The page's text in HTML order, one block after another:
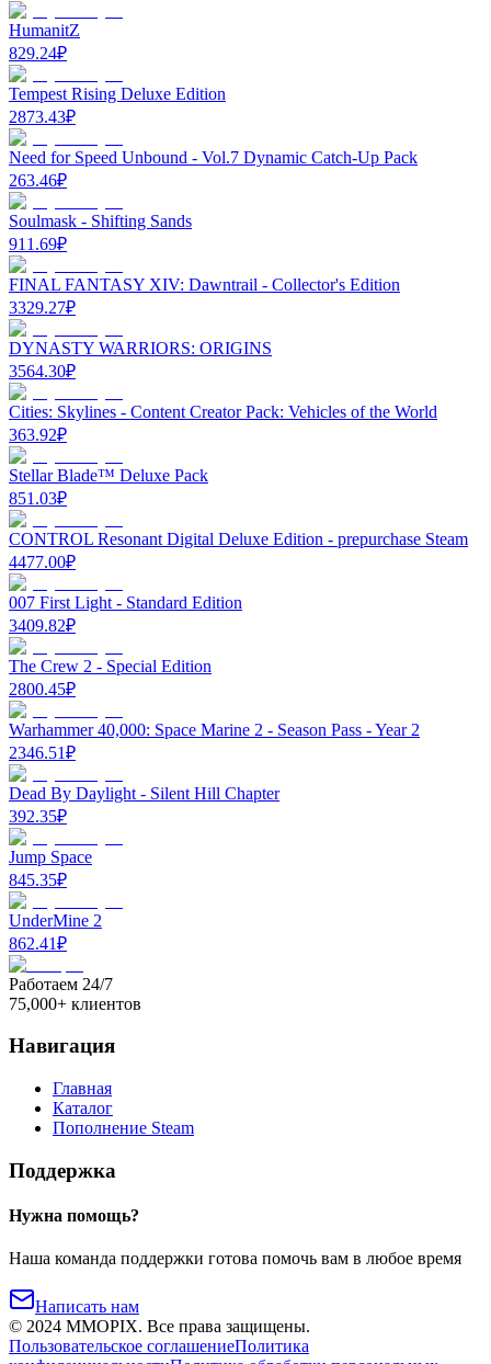
HumanitZ
829.24₽
Tempest Rising Deluxe Edition
2873.43₽
Need for Speed Unbound - Vol.7 Dynamic Catch-Up Pack
263.46₽
Soulmask - Shifting Sands
911.69₽
FINAL FANTASY XIV: Dawntrail - Collector's Edition
3329.27₽
DYNASTY WARRIORS: ORIGINS
3564.30₽
Cities: Skylines - Content Creator Pack: Vehicles of the World
363.92₽
Stellar Blade™ Deluxe Pack
851.03₽
CONTROL Resonant Digital Deluxe Edition - prepurchase Steam
4477.00₽
007 First Light - Standard Edition
3409.82₽
The Crew 2 - Special Edition
2800.45₽
Warhammer 40,000: Space Marine 2 - Season Pass - Year 2
2346.51₽
Dead By Daylight - Silent Hill Chapter
392.35₽
Jump Space
845.35₽
UnderMine 2
862.41₽
Работаем 24/7
75,000+ клиентов
Навигация
Главная
Каталог
Пополнение Steam
Поддержка
Нужна помощь?
Наша команда поддержки готова помочь вам в любое время
Написать нам
© 2024 MMOPIX. Все права защищены.
Пользовательское соглашениеПолитика